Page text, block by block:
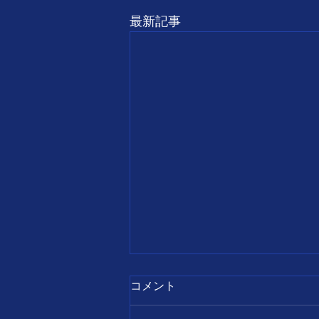
最新記事
7月28日
【誕生日の名言】 すべて
コメント